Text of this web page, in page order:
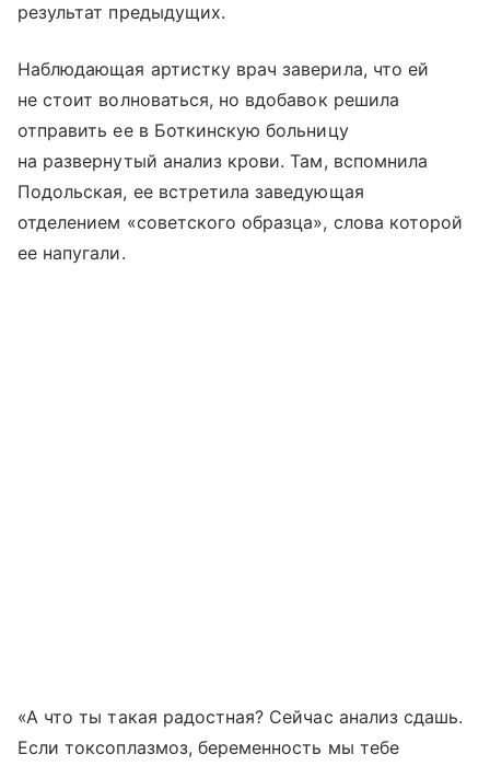
результат предыдущих.
Наблюдающая артистку врач заверила, что ей
не стоит волноваться, но вдобавок решила
отправить ее в Боткинскую больницу
на развернутый анализ крови. Там, вспомнила
Подольская, ее встретила заведующая
отделением «советского образца», слова которой
ее напугали.
«А что ты такая радостная? Сейчас анализ сдашь.
Если токсоплазмоз, беременность мы тебе